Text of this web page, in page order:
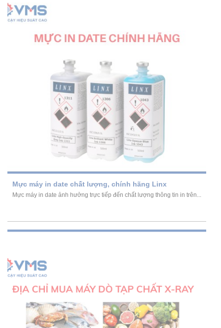
Mực máy in date chất lượng, chính hãng Linx
Mực máy in date ảnh hưởng trực tiếp đến chất lượng thông tin in trên...